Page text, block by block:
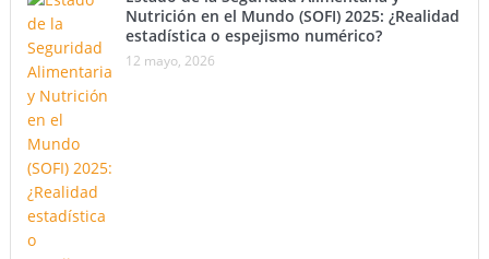
Nutrición en el Mundo (SOFI) 2025: ¿Realidad
estadística o espejismo numérico?
12 mayo, 2026